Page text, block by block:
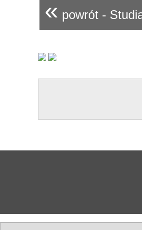
« powrót -